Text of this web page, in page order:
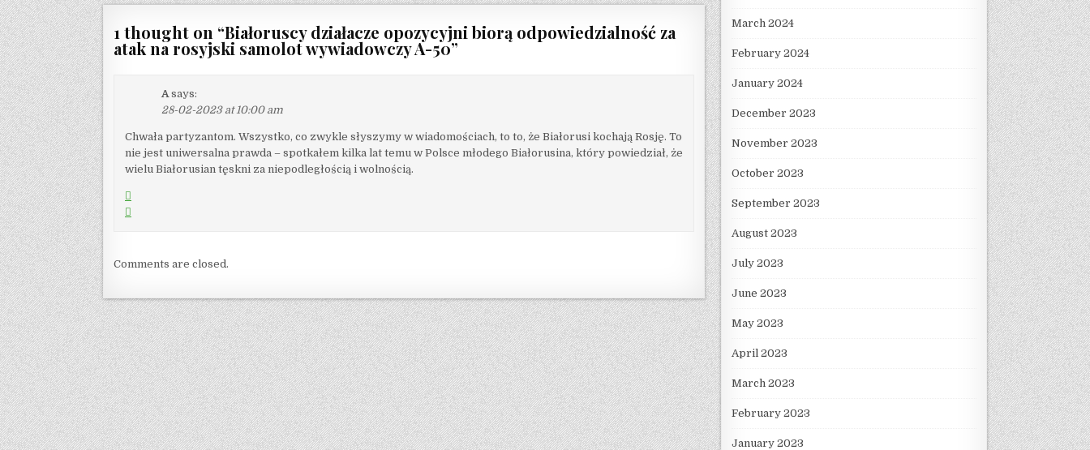
1 thought on “Białoruscy działacze opozycyjni biorą odpowiedzialność za
atak na rosyjski samolot wywiadowczy A-50”
A says:
28-02-2023 at 10:00 am
Chwała partyzantom. Wszystko, co zwykle słyszymy w wiadomościach, to to, że Białorusi kochają Rosję. To
nie jest uniwersalna prawda – spotkałem kilka lat temu w Polsce młodego Białorusina, który powiedział, że
wielu Białorusian tęskni za niepodległością i wolnością.
Comments are closed.
March 2024
February 2024
January 2024
December 2023
November 2023
October 2023
September 2023
August 2023
July 2023
June 2023
May 2023
April 2023
March 2023
February 2023
January 2023